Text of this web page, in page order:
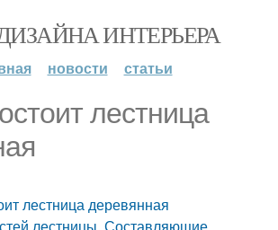
ИНТЕРЬЕРА
новости статьи
лестница
лестница деревянная